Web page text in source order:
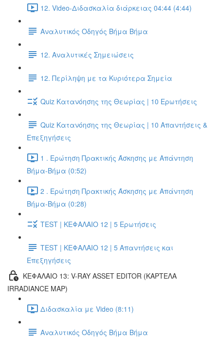
12. Video-Διδασκαλία διάρκειας 04:44 (4:44)
Αναλυτικός Οδηγός Βήμα Βήμα
12. Αναλυτικές Σημειώσεις
12. Περίληψη με τα Κυριότερα Σημεία
Quiz Κατανόησης της Θεωρίας | 10 Ερωτήσεις
Quiz Κατανόησης της Θεωρίας | 10 Απαντήσεις &
Επεξηγήσεις
1 . Ερώτηση Πρακτικής Άσκησης με Απάντηση
Βήμα-Βήμα (0:52)
2 . Ερώτηση Πρακτικής Άσκησης με Απάντηση
Βήμα-Βήμα (0:28)
TEST | ΚΕΦΑΛΑΙΟ 12 | 5 Ερωτήσεις
TEST | ΚΕΦΑΛΑΙΟ 12 | 5 Απαντήσεις και
Επεξηγήσεις
ΚΕΦΑΛΑΙΟ 13: V-RAY ASSET EDITOR (ΚΑΡΤΕΛΑ
IRRADIANCE MAP)
Διδασκαλία με Video (8:11)
Αναλυτικός Οδηγός Βήμα Βήμα